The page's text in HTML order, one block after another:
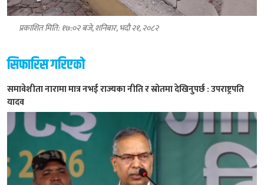
प्रकाशित मिति: १७:०२ बजे, शनिबार, भदौ २१, २०८२
सिफारिस गरिएको
समावेशीता नारामा मात्र नभई राज्यका नीति र स्रोतमा देखिनुपर्छ : उपराष्ट्रपति
यादव